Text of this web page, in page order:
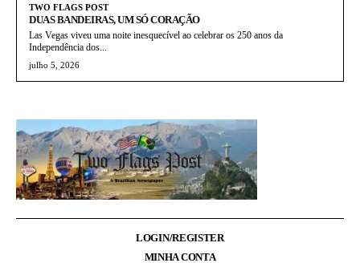
TWO FLAGS POST
DUAS BANDEIRAS, UM SÓ CORAÇÃO
Las Vegas viveu uma noite inesquecível ao celebrar os 250 anos da
Independência dos...
julho 5, 2026
LOGIN/REGISTER
MINHA CONTA